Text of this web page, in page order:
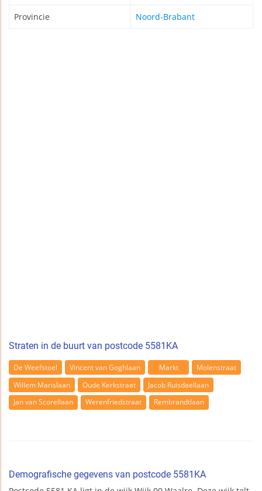
Provincie Noord-Brabant
Straten in de buurt van postcode 5581KA
De Weefstoel Vincent van Goghlaan Markt
Molenstraat
Willem Marislaan
Oude Kerkstraat
Jacob Ruisdaellaan
Jan van Scorellaan
Werenfriedstraat Rembrandtlaan
Demografische gegevens van postcode 5581KA